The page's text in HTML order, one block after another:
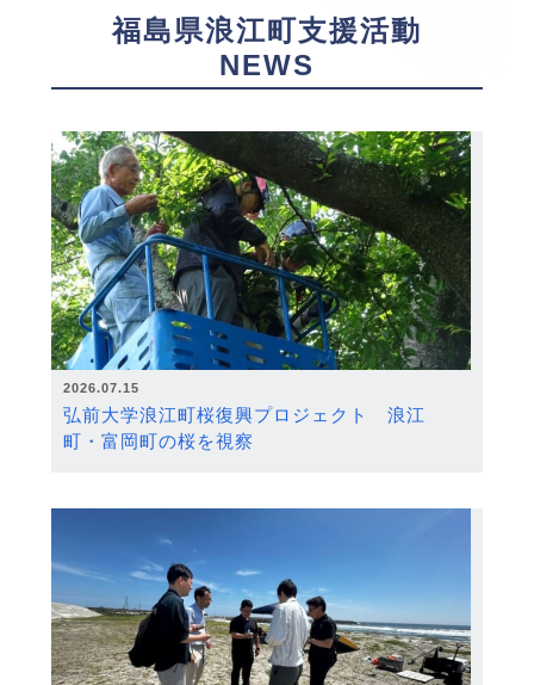
福島県浪江町支援活動
NEWS
2026.07.15
弘前大学浪江町桜復興プロジェクト 浪江
町・富岡町の桜を視察